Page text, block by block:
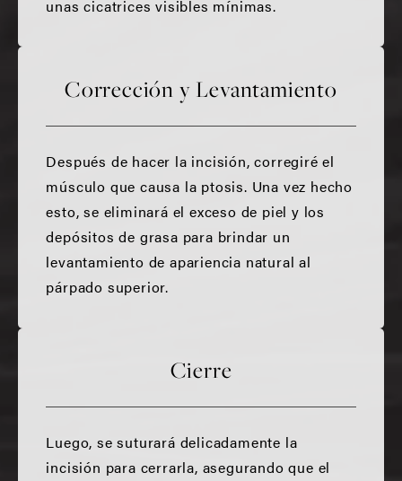
unas cicatrices visibles mínimas.
Corrección y Levantamiento
Después de hacer la incisión, corregiré el
músculo que causa la ptosis. Una vez hecho
esto, se eliminará el exceso de piel y los
depósitos de grasa para brindar un
levantamiento de apariencia natural al
párpado superior.
Cierre
Luego, se suturará delicadamente la
incisión para cerrarla, asegurando que el